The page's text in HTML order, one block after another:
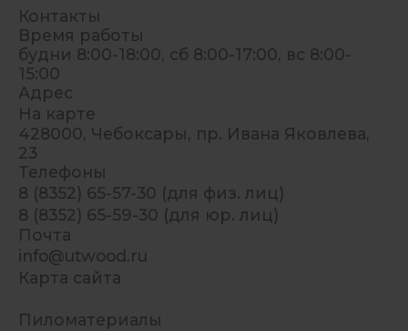
Контакты
Время работы
будни 8:00-18:00, сб 8:00-17:00, вс 8:00-
15:00
Адрес
На карте
428000, Чебоксары, пр. Ивана Яковлева,
23
Телефоны
8 (8352) 65-57-30 (для физ. лиц)
8 (8352) 65-59-30 (для юр. лиц)
Почта
info@utwood.ru
Карта сайта
Пиломатериалы